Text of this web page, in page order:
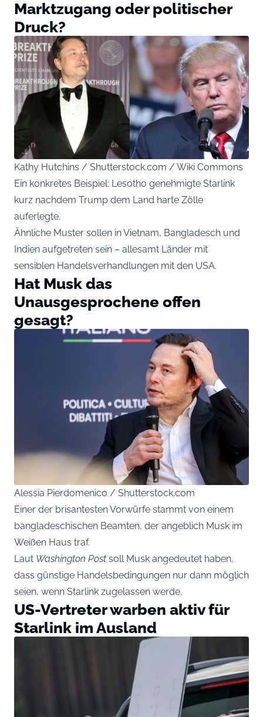
Marktzugang oder politischer
Druck?
Kathy Hutchins / Shutterstock.com / Wiki Commons
Ein konkretes Beispiel: Lesotho genehmigte Starlink
kurz nachdem Trump dem Land harte Zölle
auferlegte.
Ähnliche Muster sollen in Vietnam, Bangladesch und
Indien aufgetreten sein – allesamt Länder mit
sensiblen Handelsverhandlungen mit den USA.
Hat Musk das
Unausgesprochene offen
gesagt?
Alessia Pierdomenico / Shutterstock.com
Einer der brisantesten Vorwürfe stammt von einem
bangladeschischen Beamten, der angeblich Musk im
Weißen Haus traf.
Laut Washington Post soll Musk angedeutet haben,
dass günstige Handelsbedingungen nur dann möglich
seien, wenn Starlink zugelassen werde.
US-Vertreter warben aktiv für
Starlink im Ausland